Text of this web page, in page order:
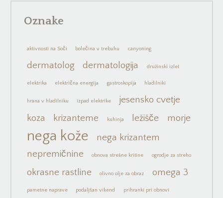
Oznake
aktivnosti na Soči bolečina v trebuhu canyoning
dermatolog dermatologija družinski izlet
elektrika električna energija gastroskopija hladilniki
hrana v hladilniku izpad elektrike
jesensko cvetje
koza
krizanteme kuhinja ležišče morje
nega kože
nega krizantem
nepremičnine
obnova strešne kritine ogrodje za streho
okrasne rastline olivno olje za obraz omega 3
pametne naprave podaljšan vikend prihranki pri obnovi